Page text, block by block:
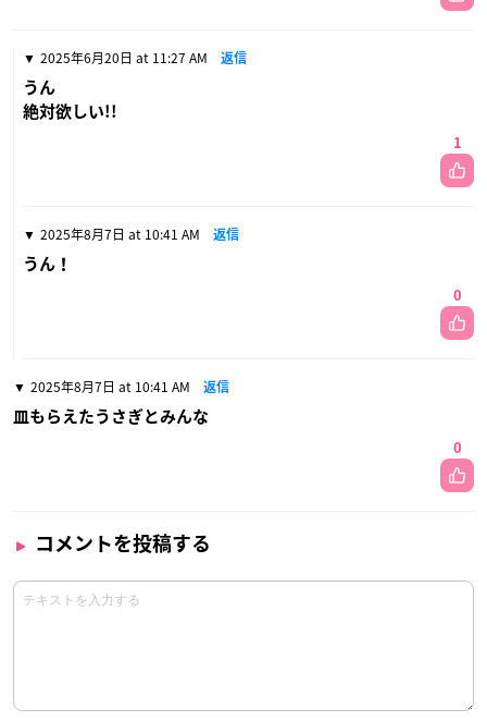
2025年6月20日 at 11:27 AM 返信
うん
絶対欲しい!!
1
2025年8月7日 at 10:41 AM 返信
うん！
0
2025年8月7日 at 10:41 AM 返信
皿もらえたうさぎとみんな
0
コメントを投稿する